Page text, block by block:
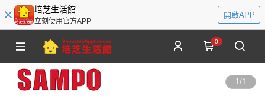
培芝生活館
立刻使用官方APP
開啟APP
0
1/1